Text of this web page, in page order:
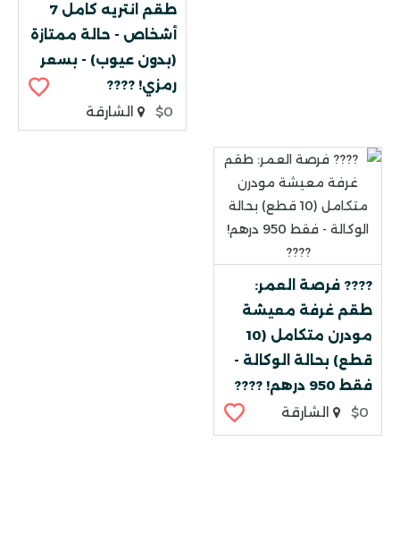
طقم انتريه كامل 7
أشخاص - حالة ممتازة
(بدون عيوب) - بسعر
رمزي! ????
$0
الشارقة
???? فرصة العمر:
طقم غرفة معيشة
مودرن متكامل (10
قطع) بحالة الوكالة -
فقط 950 درهم! ????
$0
الشارقة